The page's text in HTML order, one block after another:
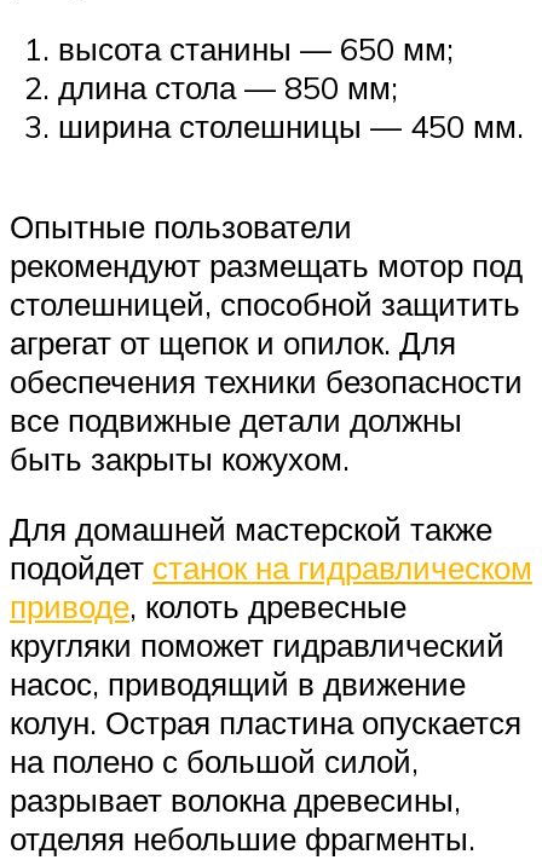
высота станины — 650 мм;
длина стола — 850 мм;
ширина столешницы — 450 мм.
Опытные пользователи
рекомендуют размещать мотор под
столешницей, способной защитить
агрегат от щепок и опилок. Для
обеспечения техники безопасности
все подвижные детали должны
быть закрыты кожухом.
Для домашней мастерской также
подойдет станок на гидравлическом
приводе, колоть древесные
кругляки поможет гидравлический
насос, приводящий в движение
колун. Острая пластина опускается
на полено с большой силой,
разрывает волокна древесины,
отделяя небольшие фрагменты.